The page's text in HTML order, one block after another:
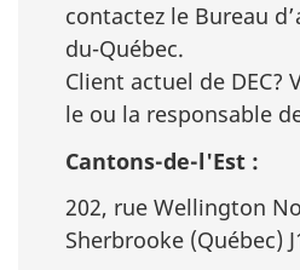
contactez le Bureau
du-Québec.
Client actuel de DEC?
le ou la responsable
Cantons-de-l'Est :
202, rue Wellington
Sherbrooke (Québec)